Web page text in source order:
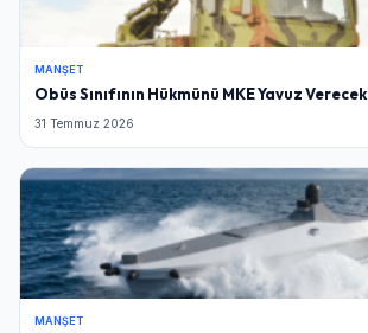
MANŞET
Obüs Sınıfının Hükmünü MKE Yavuz Verecek
31 Temmuz 2026
MANŞET